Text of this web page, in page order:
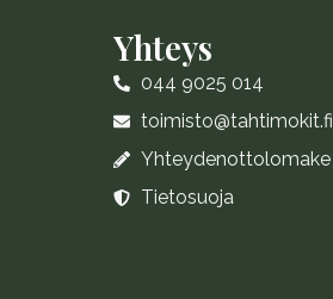
Yhteys
044 9025 014
toimisto@tahtimokit.fi
Yhteydenottolomake
Tietosuoja